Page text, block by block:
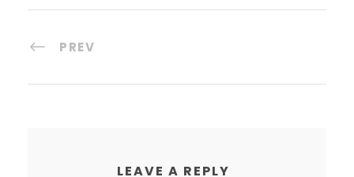
PREV
LEAVE A REPLY